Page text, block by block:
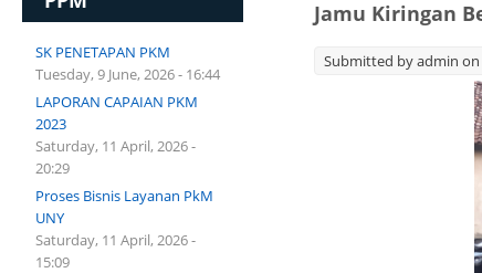
Jamu Kiringan
Submitted byadmin on
SK PENETAPAN PKM
Tuesday, 9 June, 2026 - 16:44
LAPORAN CAPAIAN PKM
2023
Saturday, 11 April, 2026 -
20:29
Proses Bisnis Layanan PkM
UNY
Saturday, 11 April, 2026 -
15:09